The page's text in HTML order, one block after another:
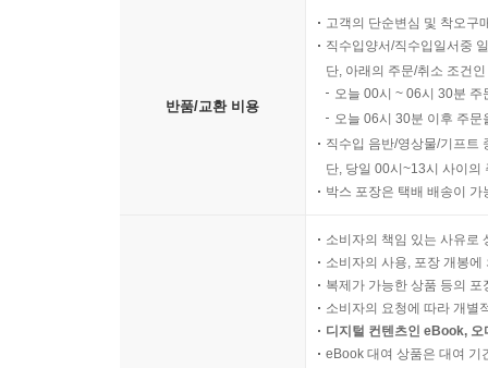
반품/교환 비용
고객의 단순변심 및 착오구
직수입양서/직수입일서중
단, 아래의 주문/취소 조건
오늘 00시 ~ 06시 30분
오늘 06시 30분 이후 주
직수입 음반/영상물/기프트
단, 당일 00시~13시 사이의
박스 포장은 택배 배송이
소비자의 책임 있는 사유로
소비자의 사용, 포장 개봉
복제가 가능한 상품 등의
소비자의 요청에 따라 개별
디지털 컨텐츠인 eBook,
eBook 대여 상품은 대여 기